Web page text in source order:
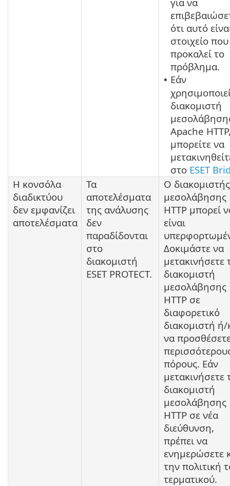
ότι αυτό
στοιχείο που
προκαλεί το
πρόβλημα.
• Εάν
διακομιστή
Apache
μπορείτε να
στο ESET
Η κονσόλα
διαδικτύου
δεν εμφανίζει
αποτελέσματα
Τα
αποτελέσματα
της ανάλυσης
δεν
παραδίδονται
στο
διακομιστή
ESET PROTECT.
Ο διακομιστής
μεσολάβησης
HTTP μπορεί
είναι
Δοκιμάστε να
μετακινήσετε
διακομιστή
μεσολάβησης
HTTP σε
διαφορετικό
διακομιστή ή/
να
πόρους. Εάν
μετακινήσετε
διακομιστή
μεσολάβησης
HTTP σε νέα
διεύθυνση,
πρέπει να
ενημερώσετε
την πολιτική
τερματικού.